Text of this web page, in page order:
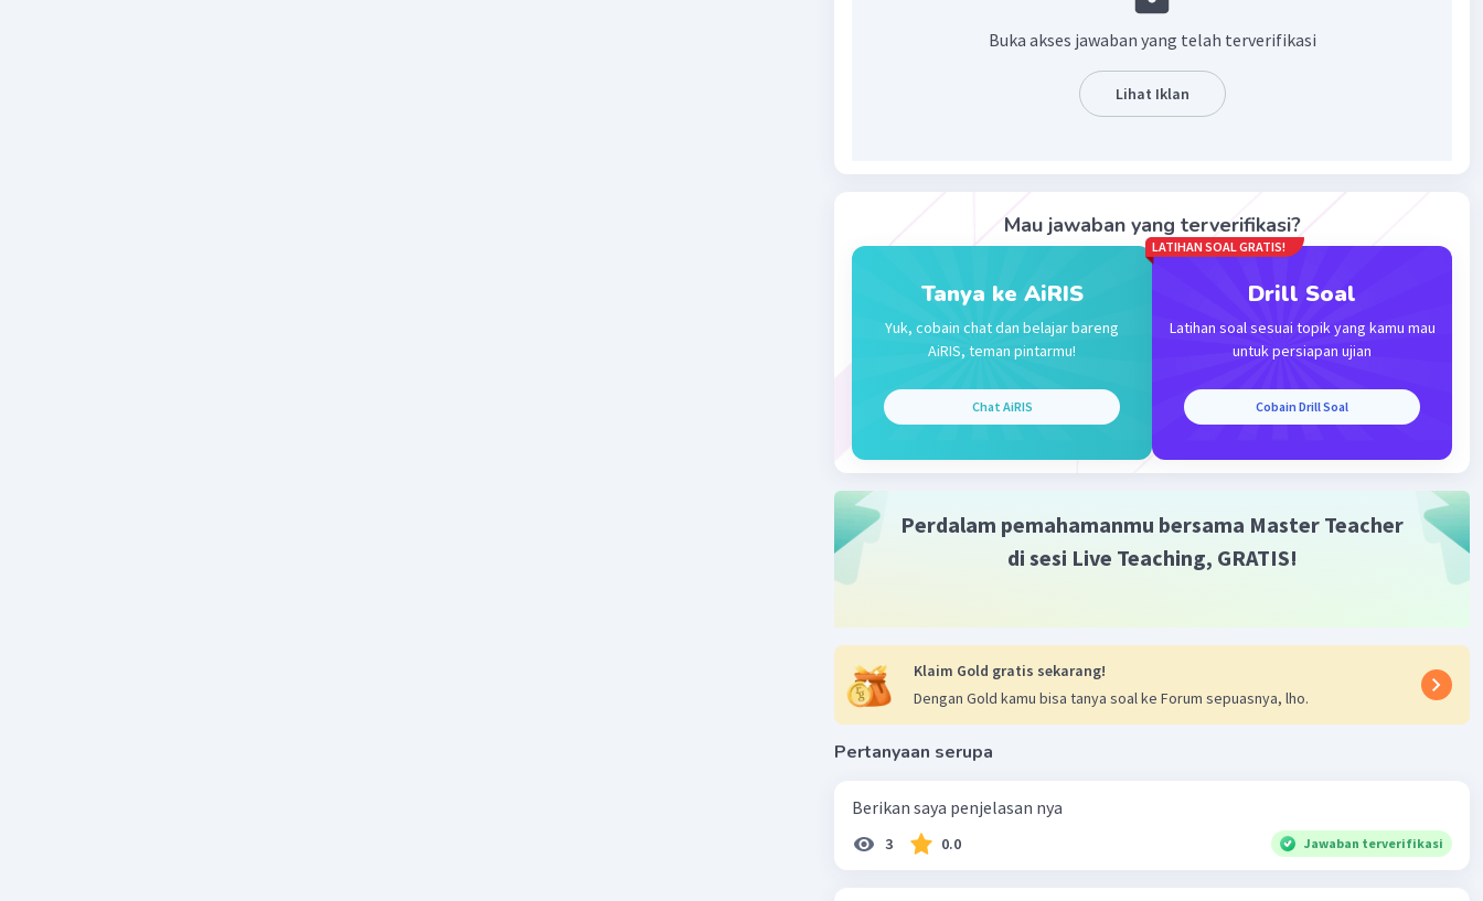
go to sleep
Balas
Iklan
Buka akses jawaban yang telah terverifikasi
Lihat Iklan
Mau jawaban yang terverifikasi?
Tanya ke AiRIS
Yuk, cobain chat dan belajar bareng
AiRIS, teman pintarmu!
Chat AiRIS
LATIHAN SOAL GRATIS!
Drill Soal
Latihan soal sesuai topik yang kamu mau
untuk persiapan ujian
Cobain Drill Soal
Perdalam pemahamanmu bersama Master Teacher
di sesi Live Teaching, GRATIS!
Klaim Gold gratis sekarang!
Dengan Gold kamu bisa tanya soal ke Forum sepuasnya, lho.
Pertanyaan serupa
Berikan saya penjelasan nya
3 0.0 Jawaban terverifikasi